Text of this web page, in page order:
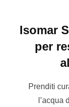
Isomar
per
Prenditi
l’acqua